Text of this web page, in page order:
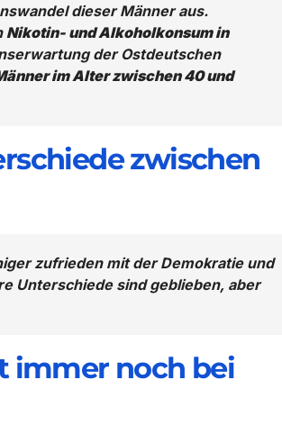
dieser Männer aus.
Nikotin- und Alkoholkonsum in
der Ostdeutschen
im Alter zwischen 40 und
zwischen
zufrieden mit der Demokratie und
Unterschiede sind geblieben, aber
immer noch bei